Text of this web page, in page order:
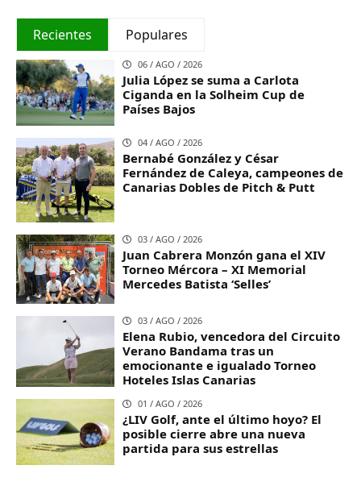
Recientes Populares
06 / AGO / 2026
Julia López se suma a Carlota
Ciganda en la Solheim Cup de
Países Bajos
04 / AGO / 2026
Bernabé González y César
Fernández de Caleya, campeones de
Canarias Dobles de Pitch & Putt
03 / AGO / 2026
Juan Cabrera Monzón gana el XIV
Torneo Mércora – XI Memorial
Mercedes Batista ‘Selles’
03 / AGO / 2026
Elena Rubio, vencedora del Circuito
Verano Bandama tras un
emocionante e igualado Torneo
Hoteles Islas Canarias
01 / AGO / 2026
¿LIV Golf, ante el último hoyo? El
posible cierre abre una nueva
partida para sus estrellas